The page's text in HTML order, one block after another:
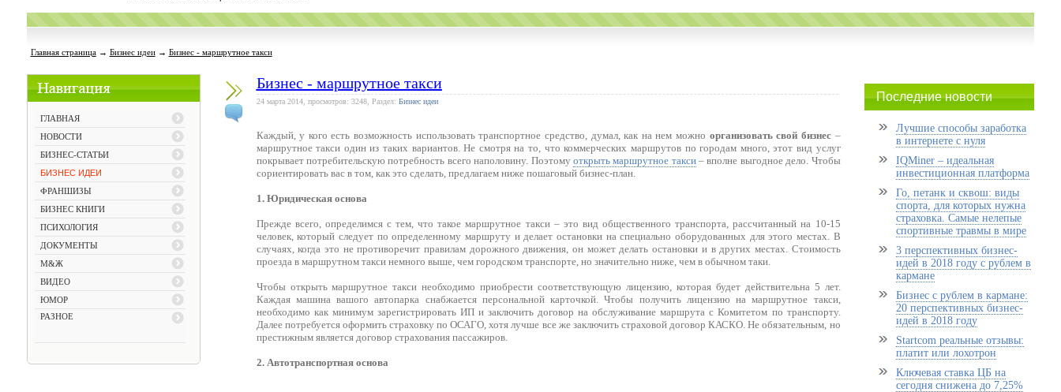
Главная страница→ Бизнес идеи→ Бизнес - маршрутное такси
ГЛАВНАЯ
НОВОСТИ
БИЗНЕС-СТАТЬИ
БИЗНЕС ИДЕИ
ФРАНШИЗЫ
БИЗНЕС КНИГИ
ПСИХОЛОГИЯ
ДОКУМЕНТЫ
М&Ж
ВИДЕО
ЮМОР
РАЗНОЕ
Бизнес - маршрутное такси
24 марта 2014, просмотров: 3248, Раздел: Бизнес идеи
Каждый, у кого есть возможность использовать транспортное средство, думал, как на нем можно организовать свой бизнес–
маршрутное такси один из таких вариантов. Не смотря на то, что коммерческих маршрутов по городам много, этот вид услуг
покрывает потребительскую потребность всего наполовину. Поэтому открыть маршрутное такси– вполне выгодное дело. Чтобы
сориентировать вас в том, как это сделать, предлагаем ниже пошаговый бизнес-план.
1. Юридическая основа
Прежде всего, определимся с тем, что такое маршрутное такси – это вид общественного транспорта, рассчитанный на 10-15
человек, который следует по определенному маршруту и делает остановки на специально оборудованных для этого местах. В
случаях, когда это не противоречит правилам дорожного движения, он может делать остановки и в других местах. Стоимость
проезда в маршрутном такси немного выше, чем городском транспорте, но значительно ниже, чем в обычном таки.
Чтобы открыть маршрутное такси необходимо приобрести соответствующую лицензию, которая будет действительна 5 лет.
Каждая машина вашого автопарка снабжается персональной карточкой. Чтобы получить лицензию на маршрутное такси,
необходимо как минимум зарегистрировать ИП и заключить договор на обслуживание маршрута с Комитетом по транспорту.
Далее потребуется оформить страховку по ОСАГО, хотя лучше все же заключить страховой договор КАСКО. Не обязательным, но
престижным является договор страхования пассажиров.
2. Автотранспортная основа
Последние новости
Лучшие способы заработка
в интернете с нуля
IQMiner – идеальная
инвестиционная платформа
Го, петанк и сквош: виды
спорта, для которых нужна
страховка. Самые нелепые
спортивные травмы в мире
3 перспективных бизнес-
идей в 2018 году с рублем в
кармане
Бизнес с рублем в кармане:
20 перспективных бизнес-
идей в 2018 году
Startcom реальные отзывы:
платит или лохотрон
Ключевая ставка ЦБ на
сегодня снижена до 7,25%